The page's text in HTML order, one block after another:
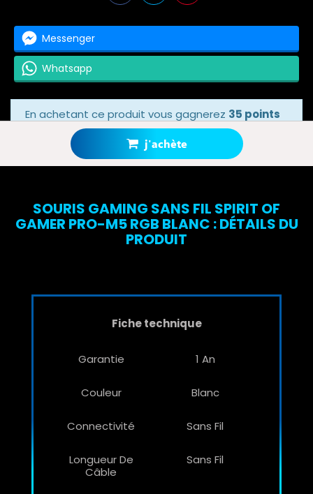
j'achète
Messenger
Whatsapp
En achetant ce produit vous gagnerez 35 points
grâce à notre programme de fidélité.
Votre panier totalisera35 points bonus
SOURIS GAMING SANS FIL SPIRIT OF
GAMER PRO-M5 RGB BLANC : DÉTAILS DU
PRODUIT
Fiche technique
Garantie 1 An
Couleur Blanc
Connectivité Sans Fil
Longueur De
Câble
Sans Fil